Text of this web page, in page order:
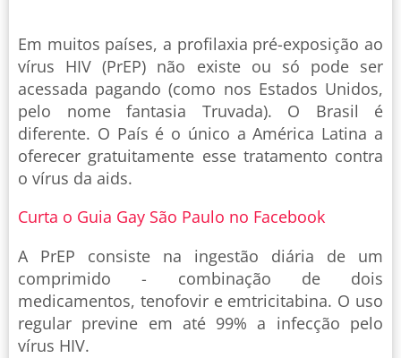
Em muitos países, a profilaxia pré-exposição ao
vírus HIV (PrEP) não existe ou só pode ser
acessada pagando (como nos Estados Unidos,
pelo nome fantasia Truvada). O Brasil é
diferente. O País é o único a América Latina a
oferecer gratuitamente esse tratamento contra
o vírus da aids.
Curta o Guia Gay São Paulo no Facebook
A PrEP consiste na ingestão diária de um
comprimido - combinação de dois
medicamentos, tenofovir e emtricitabina. O uso
regular previne em até 99% a infecção pelo
vírus HIV.